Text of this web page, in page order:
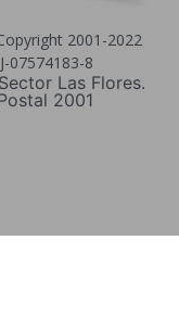
2001-2022
07574183-8
Las Flores.
2001